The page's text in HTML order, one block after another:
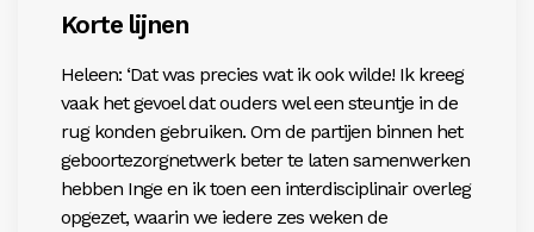
Korte lijnen
Heleen: ‘Dat was precies wat ik ook wilde! Ik kreeg
vaak het gevoel dat ouders wel een steuntje in de
rug konden gebruiken. Om de partijen binnen het
geboortezorgnetwerk beter te laten samenwerken
hebben Inge en ik toen een interdisciplinair overleg
opgezet, waarin we iedere zes weken de